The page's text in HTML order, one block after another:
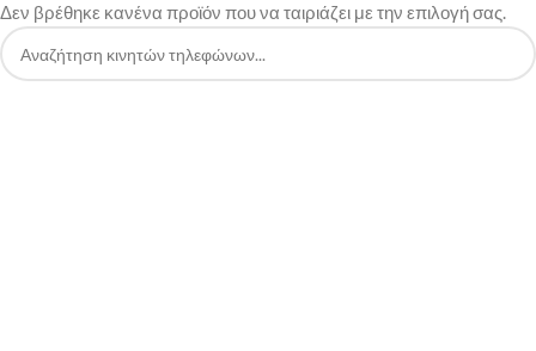
Δεν βρέθηκε κανένα προϊόν που να ταιριάζει με την επιλογή σας.